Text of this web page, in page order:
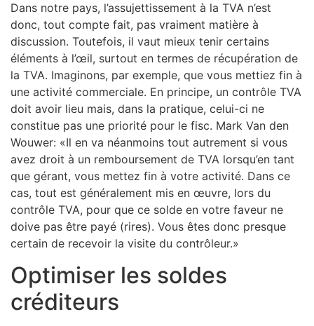
Dans notre pays, l’assujettissement à la TVA n’est
donc, tout compte fait, pas vraiment matière à
discussion. Toutefois, il vaut mieux tenir certains
éléments à l’œil, surtout en termes de récupération de
la TVA. Imaginons, par exemple, que vous mettiez fin à
une activité commerciale. En principe, un contrôle TVA
doit avoir lieu mais, dans la pratique, celui-ci ne
constitue pas une priorité pour le fisc. Mark Van den
Wouwer: «Il en va néanmoins tout autrement si vous
avez droit à un remboursement de TVA lorsqu’en tant
que gérant, vous mettez fin à votre activité. Dans ce
cas, tout est généralement mis en œuvre, lors du
contrôle TVA, pour que ce solde en votre faveur ne
doive pas être payé (rires). Vous êtes donc presque
certain de recevoir la visite du contrôleur.»
Optimiser les soldes
créditeurs